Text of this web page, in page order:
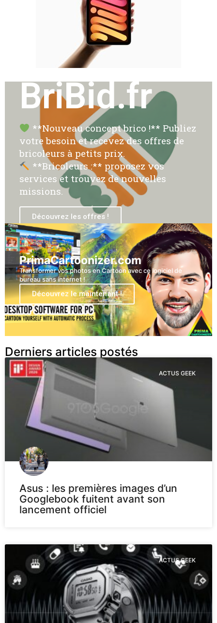
BriBid.fr
**Nouveau concept brico !** Publiez
votre besoin et recevez des offres de
bricoleurs à petits prix.
**Bricoleurs :** proposez vos
services et trouvez de nouvelles
missions.
Découvrez les offres !
PrimaCartoonizer.com
Transformer vos photos en Cartoon avec ce logiciel de
bureau sans internet !
Découvrez le maintenant !
Derniers articles postés
ACTUS GEEK
Asus : les premières images d’un
Googlebook fuitent avant son
lancement officiel
ACTUS GEEK